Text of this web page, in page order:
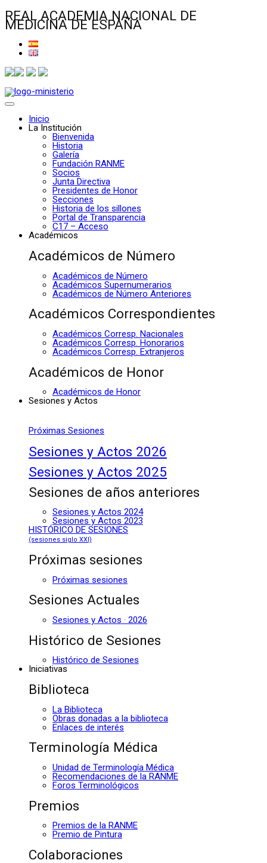
REAL ACADEMIA NACIONAL DE
MEDICINA DE ESPAÑA
Inicio
La Institución
Bienvenida
Historia
Galería
Fundación RANME
Socios
Junta Directiva
Presidentes de Honor
Secciones
Historia de los sillones
Portal de Transparencia
C17 – Acceso
Académicos
Académicos de Número
Académicos de Número
Académicos Supernumerarios
Académicos de Número Anteriores
Académicos Correspondientes
Académicos Corresp. Nacionales
Académicos Corresp. Honorarios
Académicos Corresp. Extranjeros
Académicos de Honor
Académicos de Honor
Sesiones y Actos
Próximas Sesiones
Sesiones y Actos 2026
Sesiones y Actos 2025
Sesiones de años anteriores
Sesiones y Actos 2024
Sesiones y Actos 2023
HISTÓRICO DE SESIONES
(sesiones siglo XXI)
Próximas sesiones
Próximas sesiones
Sesiones Actuales
Sesiones y Actos · 2026
Histórico de Sesiones
Histórico de Sesiones
Iniciativas
Biblioteca
La Biblioteca
Obras donadas a la biblioteca
Enlaces de interés
Terminología Médica
Unidad de Terminología Médica
Recomendaciones de la RANME
Foros Terminológicos
Premios
Premios de la RANME
Premio de Pintura
Colaboraciones